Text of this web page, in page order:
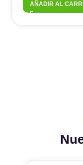
AÑADIR AL